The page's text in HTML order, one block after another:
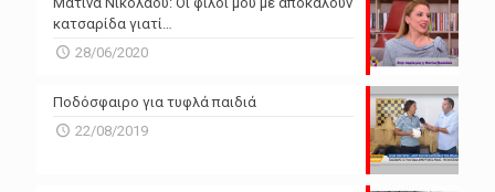
κατσαρίδα γιατί…
28/06/2020
Ποδόσφαιρο για τυφλά παιδιά
22/08/2019